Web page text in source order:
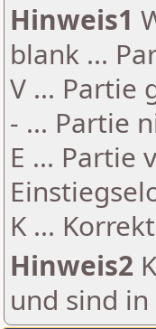
Hinweis1
blank ...
V ... Partie
- ... Partie
E ... Partie
K ...
Hinweis2
und sind